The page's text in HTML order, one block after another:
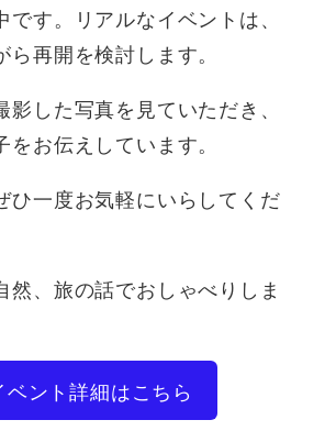
です。リアルなイベントは、
再開を検討します。
影した写真を見ていただき、
お伝えしています。
ひ一度お気軽にいらしてくだ
然、旅の話でおしゃべりしま
ベント詳細はこちら